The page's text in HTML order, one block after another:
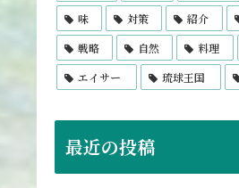
味
対策 紹介
戦略
自然 料理
エイサー
琉球王国
最近の投稿